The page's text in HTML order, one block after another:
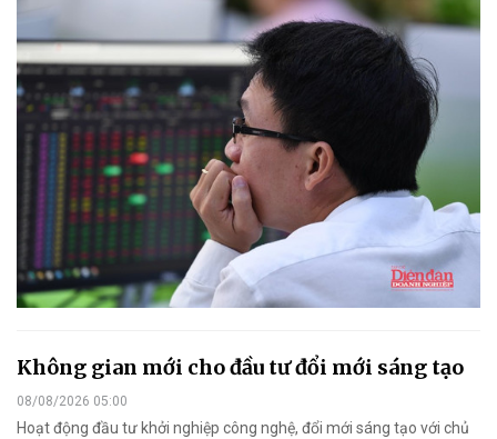
Không gian mới cho đầu tư đổi mới sáng tạo
08/08/2026 05:00
Hoạt động đầu tư khởi nghiệp công nghệ, đổi mới sáng tạo với chủ